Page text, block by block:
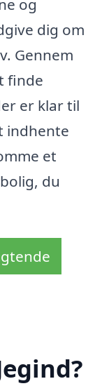
og
dig om
Gennem
finde
er klar til
indhente
et
du